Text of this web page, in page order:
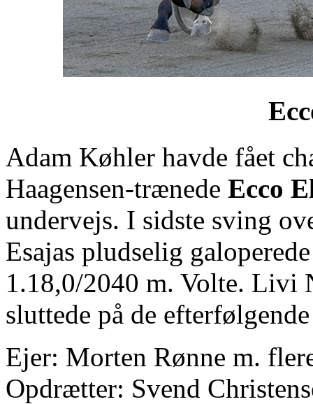
Adam Køhler havde fået
Haagensen-trænede Ecco
undervejs. I sidste sving
Esajas pludselig
1.18,0/2040 m. Volte. Livi
sluttede på de
Ejer: Morten Rønne m.
Opdrætter: Svend